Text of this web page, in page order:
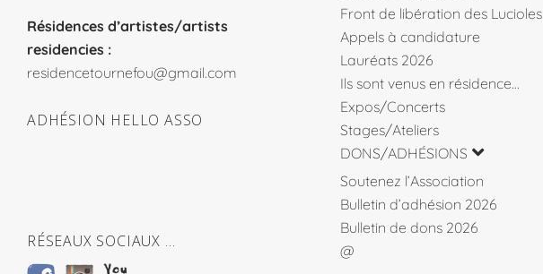
Résidences d’artistes/artists
residencies :
residencetournefou@gmail.com
ADHÉSION HELLO ASSO
RÉSEAUX SOCIAUX …
Front de libération des Lucioles
Appels à candidature
Lauréats 2026
Ils sont venus en résidence…
Expos/Concerts
Stages/Ateliers
DONS/ADHÉSIONS
Soutenez l’Association
Bulletin d’adhésion 2026
Bulletin de dons 2026
@